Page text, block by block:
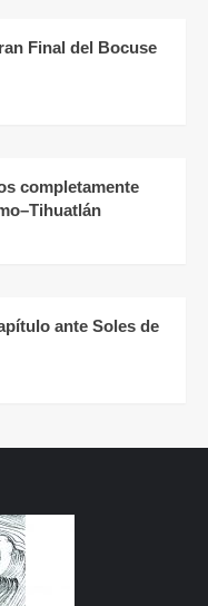
Final del Bocuse
completamente
ante Soles de